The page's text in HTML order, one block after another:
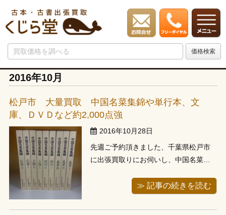
2016年10月
松戸市 大量買取 中国名菜集錦や単行本、文
庫、ＤＶＤなど約2,000点強
2016年10月28日
先週ご予約頂きました、千葉県松戸市
に出張買取りにお伺いし、中国名菜集
ＶＤなど約2,000冊強をお譲り頂きまし
ていましたため、１人でお伺いさせて
≫ 記事の続きを読む